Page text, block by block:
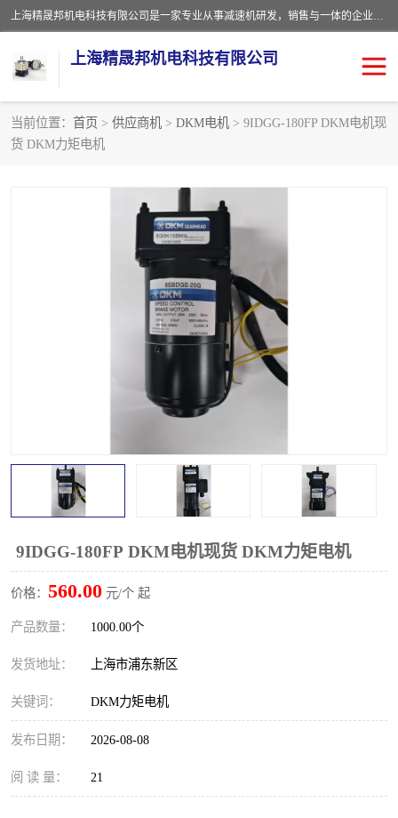
上海精晟邦机电科技有限公司是一家专业从事减速机研发，销售与一体的企业。公司拥有资深技术人员和技术团队服务人才，致力于为广大客户提供专业，细致的产品服务。主营产品有：中型减速电机，微型调速电机，精密行星减速机，蜗轮蜗杆减速机，RFKS四大系列减速机，SKM双曲面齿轮减速机，齿轮减速电机，行星减速机，防爆电机，变频器等系列；产品广泛用于汽车，船舶，能源，环保，包装，物流等领域，欢迎咨询。
上海精晟邦机电科技有限公司
当前位置： 首页 > 供应商机 > DKM电机 > 9IDGG-180FP DKM电机现
货 DKM力矩电机
9IDGG-180FP DKM电机现货 DKM力矩电机
价格： 560.00 元/个 起
产品数量： 1000.00个
发货地址： 上海市浦东新区
关键词： DKM力矩电机
发布日期： 2026-08-08
阅 读 量： 21
减速电机
JSCC精研电机
精晟邦四大系列
精晟邦微型齿轮减速电机
晟邦电机
东元电机